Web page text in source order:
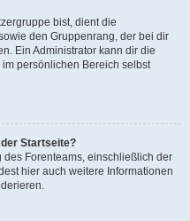
bist, dient die
den Gruppenrang, der bei dir
Ein Administrator kann dir die
persönlichen Bereich selbst
der Startseite?
Forenteams, einschließlich der
hier auch weitere Informationen